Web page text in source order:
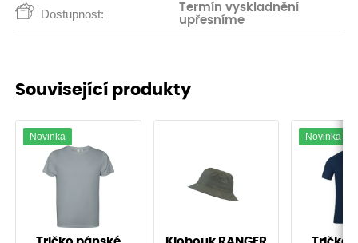
Dostupnost:
Termín vyskladnění
upřesníme
Související produkty
Novinka Novinka